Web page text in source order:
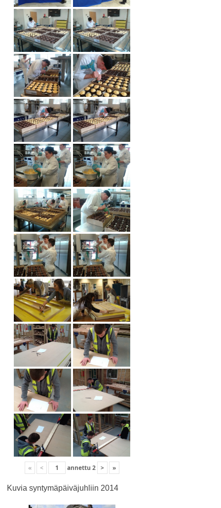
« < annettu 2 > »
Kuvia syntymäpäiväjuhliin 2014